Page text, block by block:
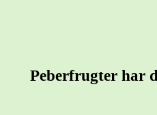
Peberfrugter har